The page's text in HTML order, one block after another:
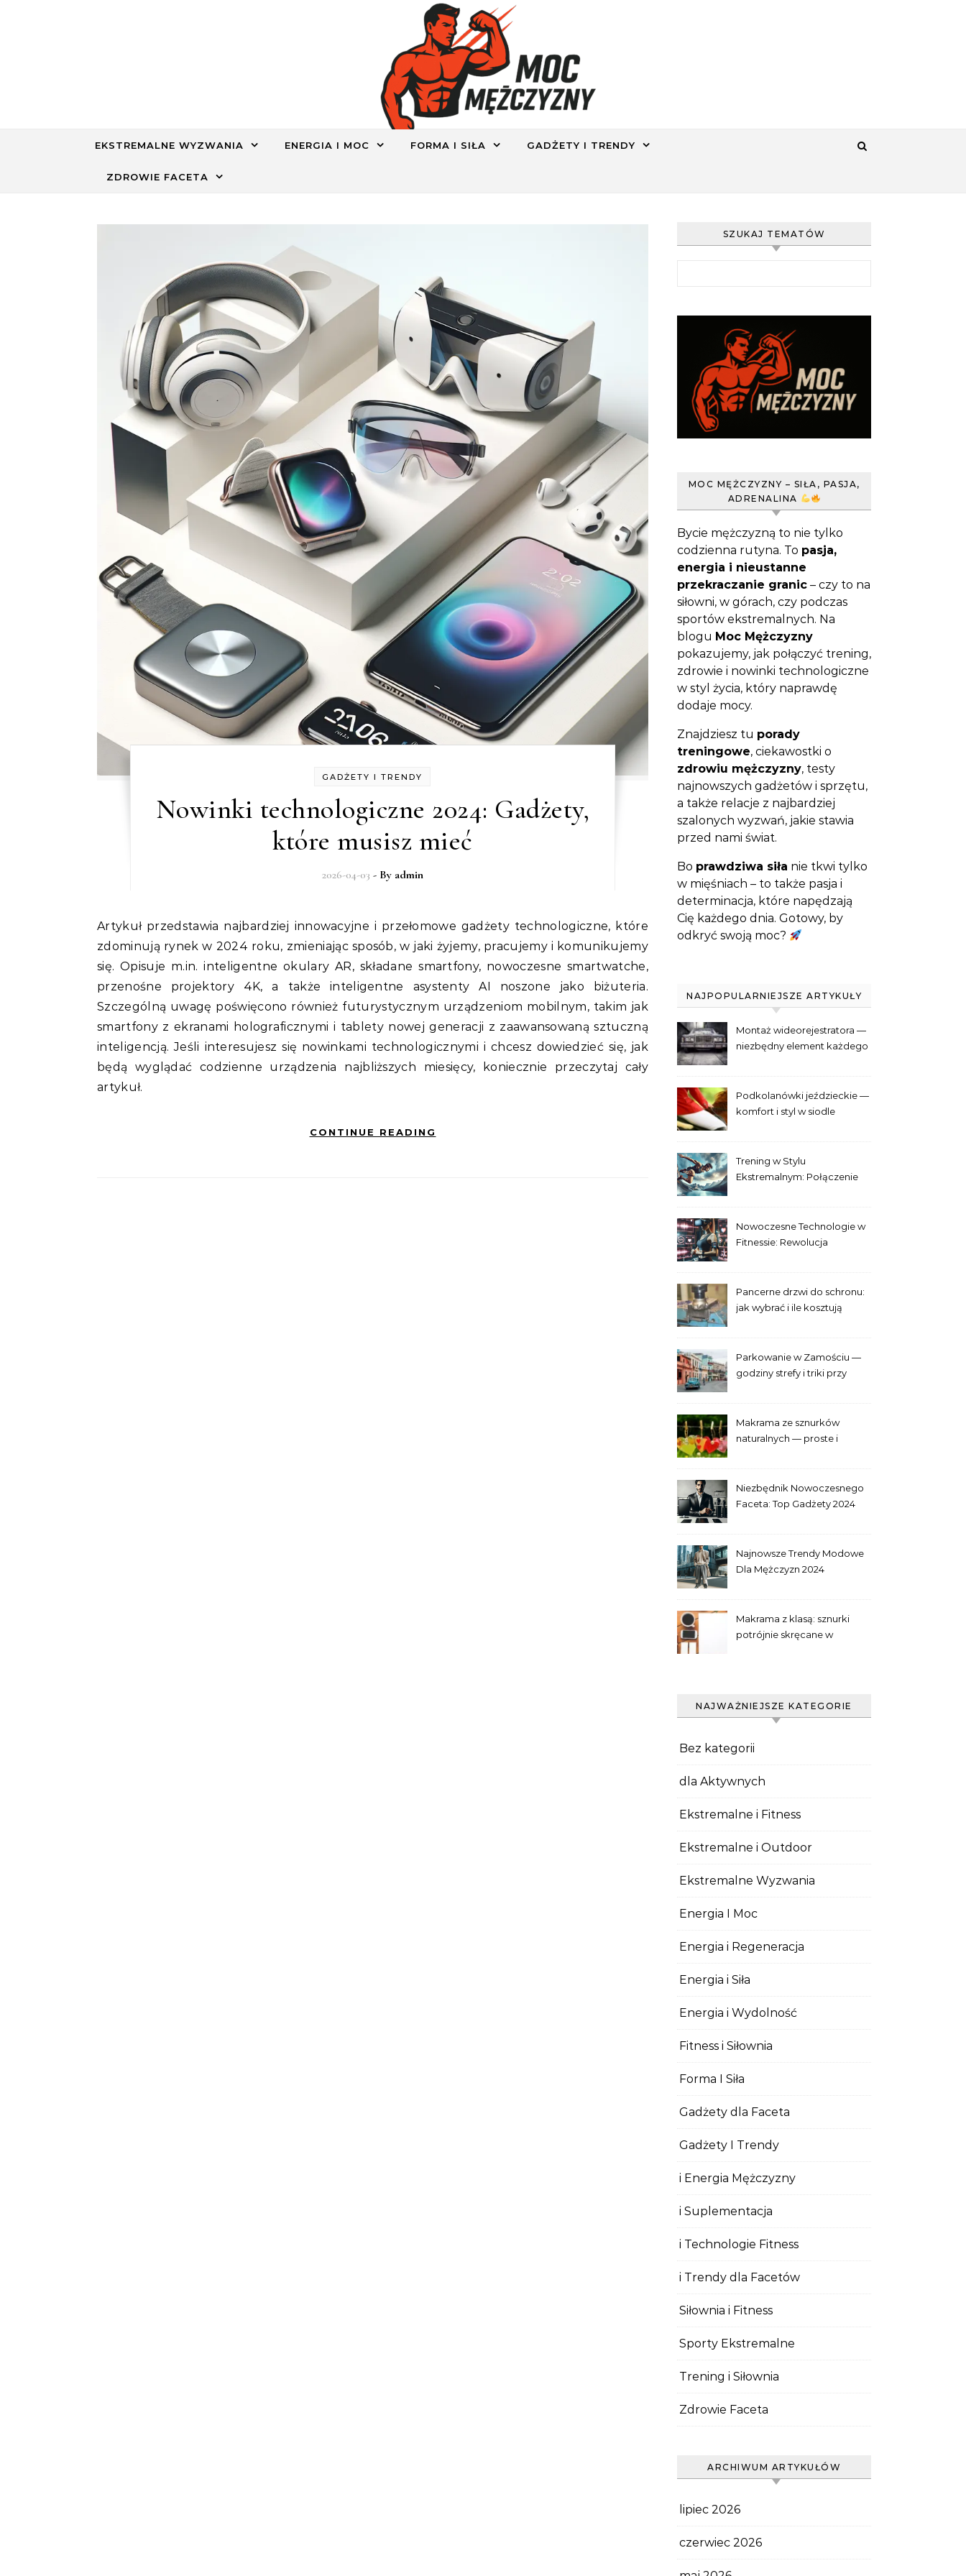
EKSTREMALNE WYZWANIA ENERGIA I MOC FORMA I SIŁA GADŻETY I TRENDY
ZDROWIE FACETA
GADŻETY I TRENDY
Nowinki technologiczne 2024: Gadżety,
które musisz mieć
2026-04-03 - By admin
Artykuł przedstawia najbardziej innowacyjne i przełomowe gadżety technologiczne, które
zdominują rynek w 2024 roku, zmieniając sposób, w jaki żyjemy, pracujemy i komunikujemy
się. Opisuje m.in. inteligentne okulary AR, składane smartfony, nowoczesne smartwatche,
przenośne projektory 4K, a także inteligentne asystenty AI noszone jako biżuteria.
Szczególną uwagę poświęcono również futurystycznym urządzeniom mobilnym, takim jak
smartfony z ekranami holograficznymi i tablety nowej generacji z zaawansowaną sztuczną
inteligencją. Jeśli interesujesz się nowinkami technologicznymi i chcesz dowiedzieć się, jak
będą wyglądać codzienne urządzenia najbliższych miesięcy, koniecznie przeczytaj cały
artykuł.
CONTINUE READING
SZUKAJ TEMATÓW
MOC MĘŻCZYZNY – SIŁA, PASJA,
ADRENALINA
Bycie mężczyzną to nie tylko
codzienna rutyna. To pasja,
energia i nieustanne
przekraczanie granic – czy to na
siłowni, w górach, czy podczas
sportów ekstremalnych. Na
blogu Moc Mężczyzny
pokazujemy, jak połączyć trening,
zdrowie i nowinki technologiczne
w styl życia, który naprawdę
dodaje mocy.
Znajdziesz tu porady
treningowe, ciekawostki o
zdrowiu mężczyzny, testy
najnowszych gadżetów i sprzętu,
a także relacje z najbardziej
szalonych wyzwań, jakie stawia
przed nami świat.
Bo prawdziwa siła nie tkwi tylko
w mięśniach – to także pasja i
determinacja, które napędzają
Cię każdego dnia. Gotowy, by
odkryć swoją moc?
NAJPOPULARNIEJSZE ARTYKUŁY
Montaż wideorejestratora —
niezbędny element każdego
Podkolanówki jeździeckie —
komfort i styl w siodle
Trening w Stylu
Ekstremalnym: Połączenie
Nowoczesne Technologie w
Fitnessie: Rewolucja
Pancerne drzwi do schronu:
jak wybrać i ile kosztują
Parkowanie w Zamościu —
godziny strefy i triki przy
Makrama ze sznurków
naturalnych — proste i
Niezbędnik Nowoczesnego
Faceta: Top Gadżety 2024
Najnowsze Trendy Modowe
Dla Mężczyzn 2024
Makrama z klasą: sznurki
potrójnie skręcane w
NAJWAŻNIEJSZE KATEGORIE
Bez kategorii
dla Aktywnych
Ekstremalne i Fitness
Ekstremalne i Outdoor
Ekstremalne Wyzwania
Energia I Moc
Energia i Regeneracja
Energia i Siła
Energia i Wydolność
Fitness i Siłownia
Forma I Siła
Gadżety dla Faceta
Gadżety I Trendy
i Energia Mężczyzny
i Suplementacja
i Technologie Fitness
i Trendy dla Facetów
Siłownia i Fitness
Sporty Ekstremalne
Trening i Siłownia
Zdrowie Faceta
ARCHIWUM ARTYKUŁÓW
lipiec 2026
czerwiec 2026